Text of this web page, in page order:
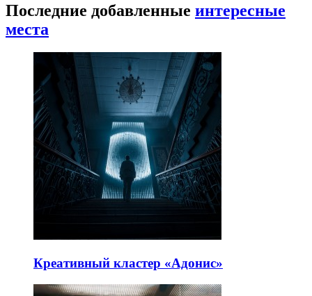
Последние добавленные интересные
места
Креативный кластер «Адонис»